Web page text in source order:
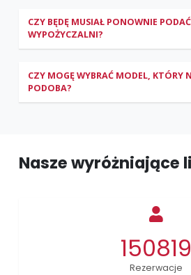
CZY BĘDĘ MUSIAŁ PONOWNIE
WYPOŻYCZALNI?
CZY MOGĘ WYBRAĆ MODEL, KTÓRY
PODOBA?
Nasze wyróżniające
150819
Rezerwacje